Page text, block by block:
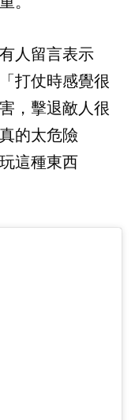
人留言表示
打仗時感覺很
，擊退敵人很
的太危險
這種東西